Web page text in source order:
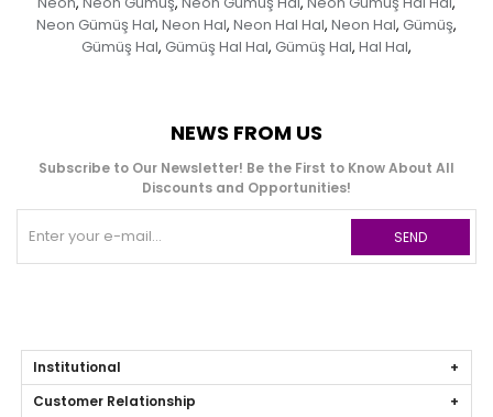
Neon Gümüş Hal, Neon Hal, Neon Hal Hal, Neon Hal, Gümüş,
Gümüş Hal, Gümüş Hal Hal, Gümüş Hal, Hal Hal,
NEWS FROM US
Subscribe to Our Newsletter! Be the First to Know About All
Discounts and Opportunities!
SEND
Institutional
Customer Relationship